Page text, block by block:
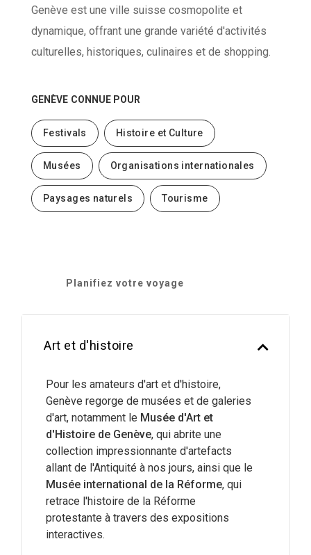
Genève est une ville suisse cosmopolite et
dynamique, offrant une grande variété d'activités
culturelles, historiques, culinaires et de shopping.
GENÈVE CONNUE POUR
Festivals Histoire et Culture
Musées Organisations internationales
Paysages naturels Tourisme
Planifiez votre voyage
Art et d'histoire
Pour les amateurs d'art et d'histoire,
Genève regorge de musées et de galeries
d'art, notamment le Musée d'Art et
d'Histoire de Genève, qui abrite une
collection impressionnante d'artefacts
allant de l'Antiquité à nos jours, ainsi que le
Musée international de la Réforme, qui
retrace l'histoire de la Réforme
protestante à travers des expositions
interactives.